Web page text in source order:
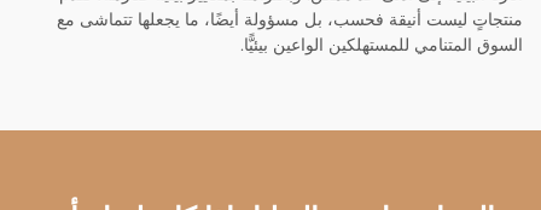
منتجاتٍ ليست أنيقة فحسب، بل مسؤولة أيضًا، ما يجعلها تتماشى مع
السوق المتنامي للمستهلكين الواعين بيئيًّا.